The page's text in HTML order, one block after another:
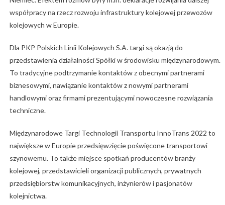
współpracy na rzecz rozwoju infrastruktury kolejowej przewozów
kolejowych w Europie.
Dla PKP Polskich Linii Kolejowych S.A. targi są okazją do
przedstawienia działalności Spółki w środowisku międzynarodowym.
To tradycyjne podtrzymanie kontaktów z obecnymi partnerami
biznesowymi, nawiązanie kontaktów z nowymi partnerami
handlowymi oraz firmami prezentującymi nowoczesne rozwiązania
techniczne.
Międzynarodowe Targi Technologii Transportu InnoTrans 2022 to
największe w Europie przedsięwzięcie poświęcone transportowi
szynowemu. To także miejsce spotkań producentów branży
kolejowej, przedstawicieli organizacji publicznych, prywatnych
przedsiębiorstw komunikacyjnych, inżynierów i pasjonatów
kolejnictwa.